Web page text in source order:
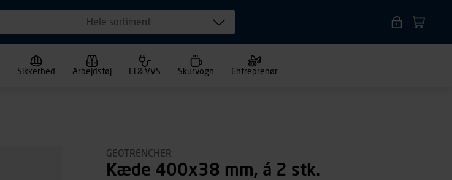
Hele sortiment
Sikkerhed Arbejdstøj El & VVS Skurvogn Entreprenør
GEOTRENCHER
Kæde 400x38 mm, á 2 stk.